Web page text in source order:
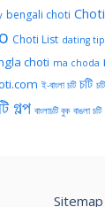
bengali choti Choti
Choti List dating
choti ma choda
ই-বাংলা চটি চটি
গল্প বাংলাচটি বুক বাঙলা চটি
Sitemap